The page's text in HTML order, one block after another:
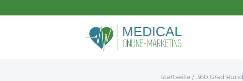
Inhalt
Startseite 360 Grad